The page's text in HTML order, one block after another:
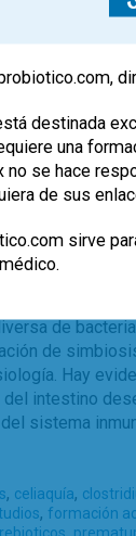
| TEMAS DE REVISIÓN
de
en
en hacer
para la que
de
de
Hay
intestino
sistema
, celiaquía,
, formación
destinada
una
se hace
de sus
sirve